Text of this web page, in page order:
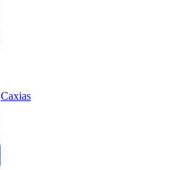
Caxias